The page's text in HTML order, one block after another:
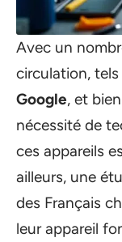
Avec un
circulation,
Google, et
nécessité de
ces appareils
ailleurs, une
des Français
leur appareil